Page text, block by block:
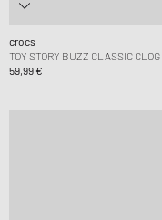
crocs
TOY STORY BUZZ CLASSIC CLOG
59,99 €